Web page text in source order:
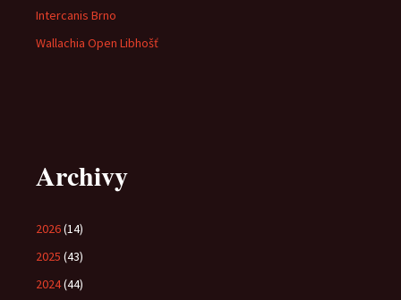
Intercanis Brno
Wallachia Open Libhošť
Archivy
2026(14)
2025 (43)
2024(44)